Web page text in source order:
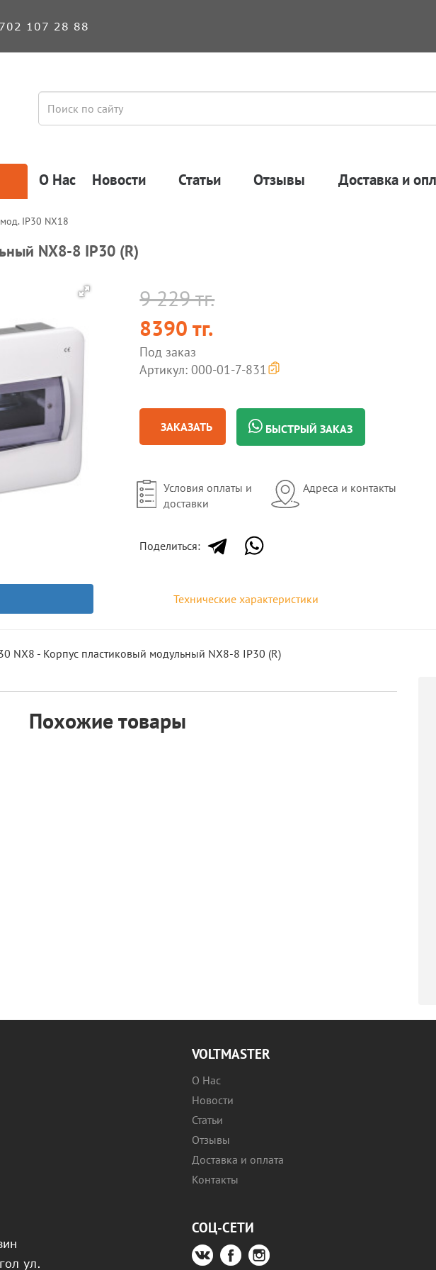
107 28 88
О Нас Новости Статьи Отзывы Доставка и
IP30 NX18
NX8-8 IP30 (R)
9 229 тг.
8390 тг.
Под заказ
Артикул: 000-01-7-831
ЗАКАЗАТЬ БЫСТРЫЙ ЗАКАЗ
Условия оплаты и
доставки
Адреса и контакты
Поделиться:
Технические характеристики
NX8 - Корпус пластиковый модульный NX8-8 IP30 (R)
Похожие товары
ул.
VOLTMASTER
О Нас
Новости
Статьи
Отзывы
Доставка и оплата
Контакты
СОЦ-СЕТИ